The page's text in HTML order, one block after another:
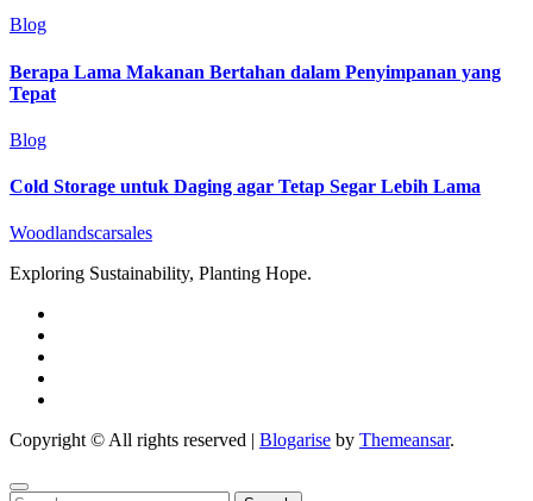
Blog
Berapa Lama Makanan Bertahan dalam Penyimpanan yang
Tepat
Blog
Cold Storage untuk Daging agar Tetap Segar Lebih Lama
Woodlandscarsales
Exploring Sustainability, Planting Hope.
Copyright © All rights reserved | Blogarise by Themeansar.